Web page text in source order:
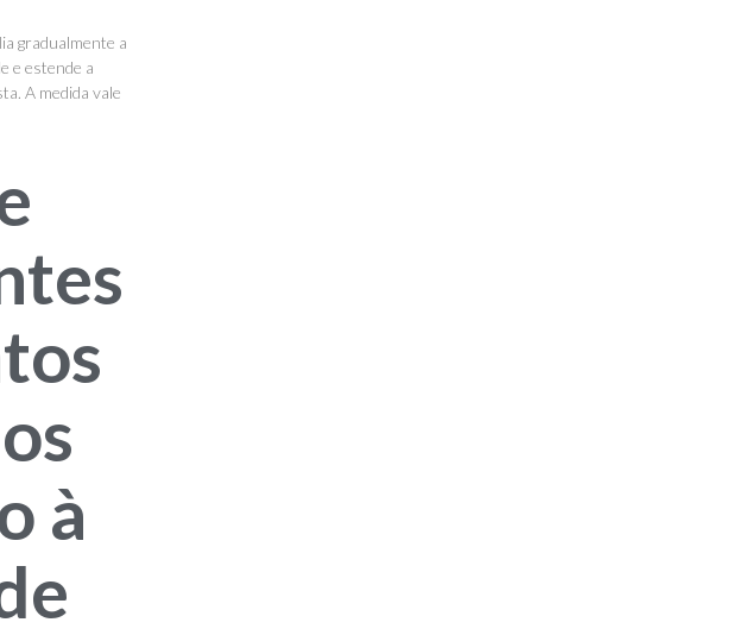
gradualmente a
e estende a
A medida vale
à